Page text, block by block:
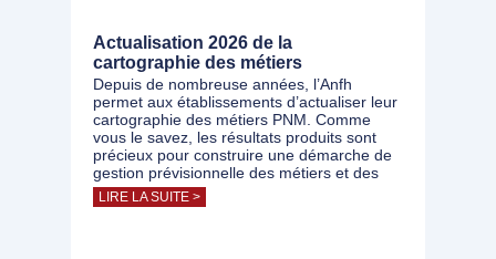
Actualisation 2026 de la
cartographie des métiers
Depuis de nombreuse années, l’Anfh
permet aux établissements d’actualiser leur
cartographie des métiers PNM. Comme
vous le savez, les résultats produits sont
précieux pour construire une démarche de
gestion prévisionnelle des métiers et des
LIRE LA SUITE >